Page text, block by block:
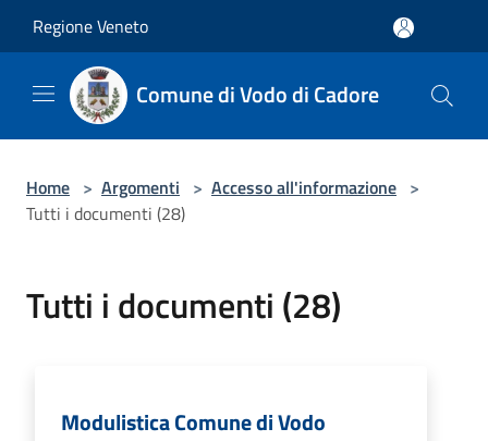
Regione Veneto
Comune di Vodo di Cadore
Home > Argomenti > Accesso all'informazione >
Tutti i documenti (28)
Tutti i documenti (28)
Modulistica Comune di Vodo